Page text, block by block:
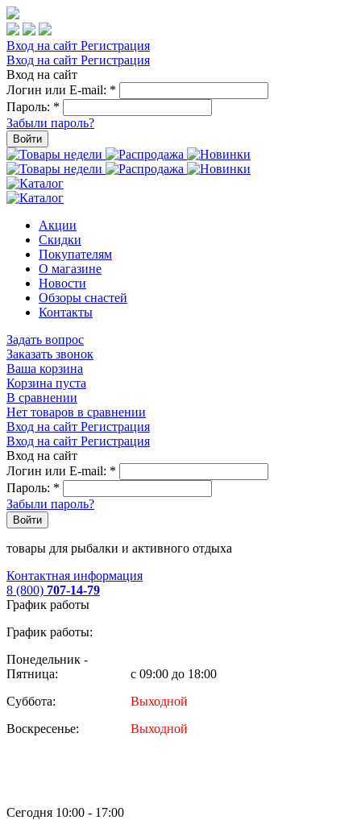
Вход на сайт Регистрация
Вход на сайт Регистрация
Вход на сайт
Логин или E-mail: *
Пароль: *
Забыли пароль?
Войти
Акции
Скидки
Покупателям
О магазине
Новости
Обзоры снастей
Контакты
Задать вопрос
Заказать звонок
Ваша корзина
Корзина пуста
В сравнении
Нет товаров в сравнении
Вход на сайт Регистрация
Вход на сайт Регистрация
Вход на сайт
Логин или E-mail: *
Пароль: *
Забыли пароль?
Войти
товары для рыбалки и активного отдыха
Контактная информация
8 (800) 707-14-79
График работы
График работы:
Понедельник -
Пятница:
с 09:00 до 18:00
Суббота:
Выходной
Воскресенье:
Выходной
Сегодня 10:00 - 17:00